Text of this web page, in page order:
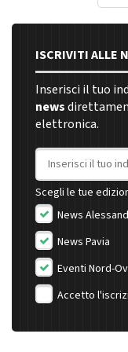
ISCRIVITI ALLE
Inserisci il tuo
news
elettronica.
Indirizzo email
Scegli le tue
News
News Pavia
Eventi Nord-
Accetto